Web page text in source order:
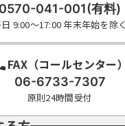
0570-041-001(有料)
9:00～17:00 年末年始を除く
FAX（コールセンター）
06-6733-7307
原則24時間受付